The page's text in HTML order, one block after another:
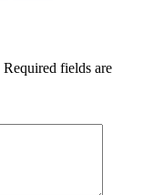
Required fields are